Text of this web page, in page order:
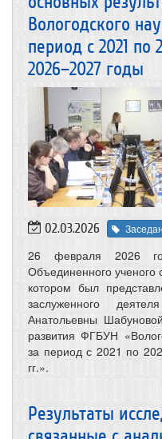
Вологодского
период с 2021 по
2026–2027 годы
02.03.2026
26 февраля 2026
Объединенного
котором был
заслуженного
Анатольевны
развития ФГБУН
за период с 2021 по
гг.».
Результаты